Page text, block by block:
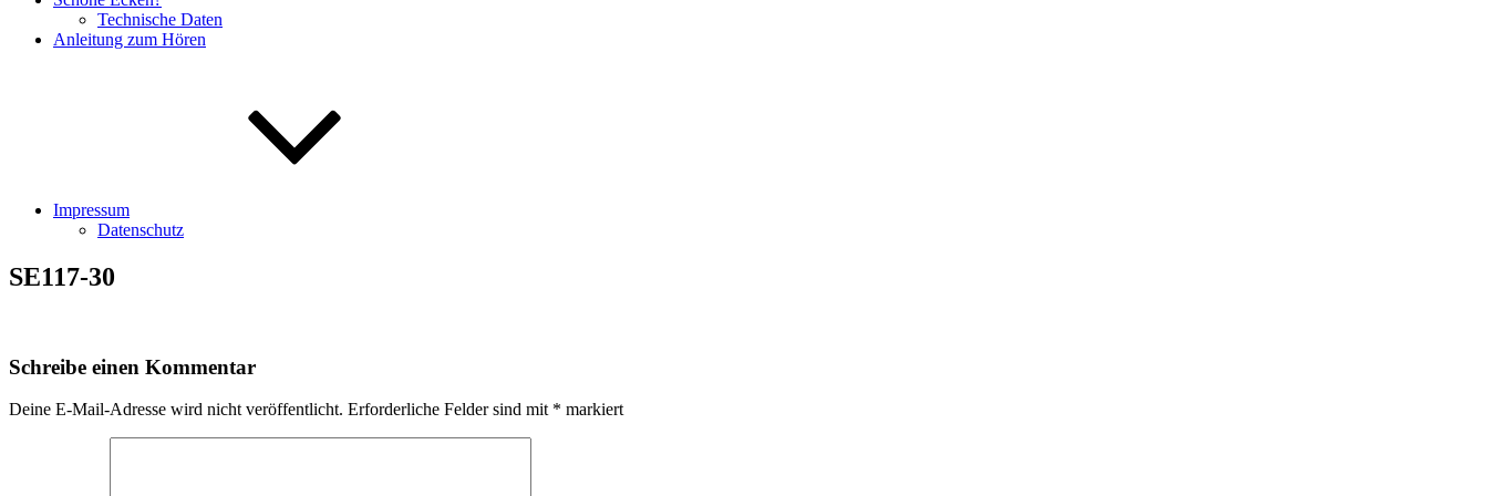
Technische Daten
Anleitung zum Hören
Impressum
Datenschutz
SE117-30
Schreibe einen Kommentar
Deine E-Mail-Adresse wird nicht veröffentlicht. Erforderliche Felder sind mit * markiert